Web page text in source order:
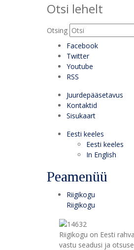
Otsi lehelt
Otsing
Facebook
Twitter
Youtube
RSS
Juurdepääsetavus
Kontaktid
Sisukaart
Eesti keeles
Eesti keeles
In English
Peamenüü
Riigikogu
Riigikogu
Riigikogu on Eesti
vastu seadusi ja